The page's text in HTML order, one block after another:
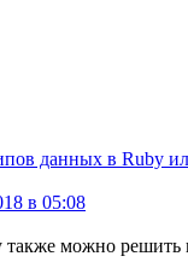
данных в Ruby
в 05:08
можно